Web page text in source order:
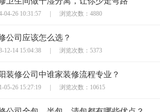
04-26 10:31:57 浏览次数：4880
公司应该怎么选？
12-14 15:04:38 浏览次数：5373
装修公司中谁家装修流程专业？
05-26 15:27:19 浏览次数：10615